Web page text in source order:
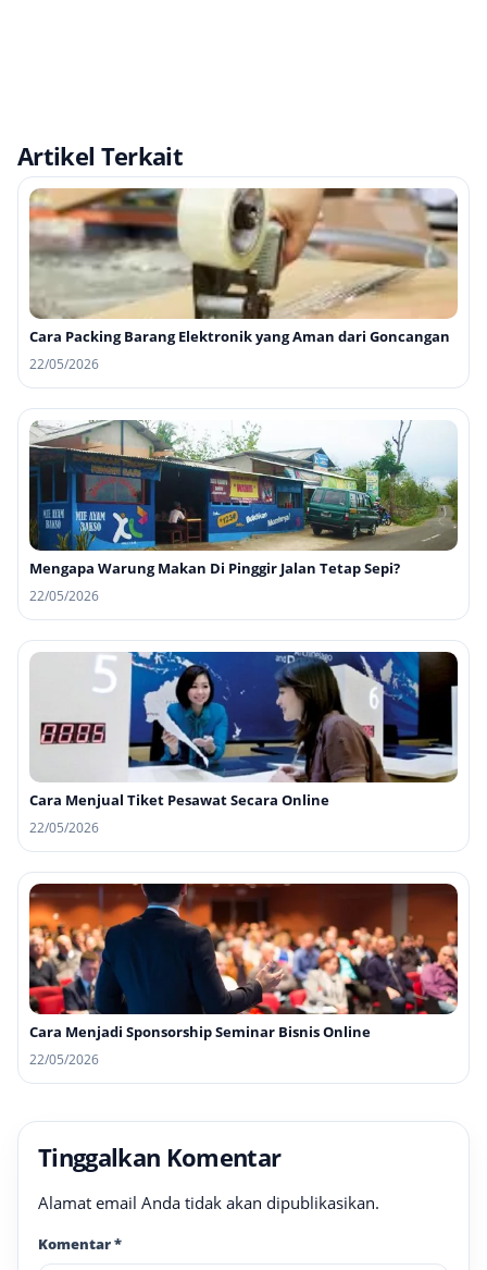
Artikel Terkait
Cara Packing Barang Elektronik yang Aman dari Goncangan
22/05/2026
Mengapa Warung Makan Di Pinggir Jalan Tetap Sepi?
22/05/2026
Cara Menjual Tiket Pesawat Secara Online
22/05/2026
Cara Menjadi Sponsorship Seminar Bisnis Online
22/05/2026
Tinggalkan Komentar
Alamat email Anda tidak akan dipublikasikan.
Komentar*